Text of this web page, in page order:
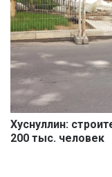
Хуснуллин:
200 тыс. человек